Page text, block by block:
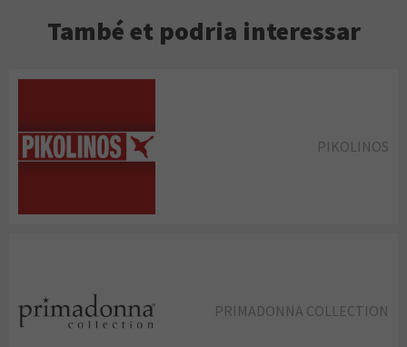
També et podria interessar
PIKOLINOS
PRIMADONNA COLLECTION